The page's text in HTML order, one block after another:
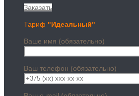
Заказать
Тариф "Идеальный"
Ваше имя (обязательно)
Ваш телефон (обязательно)